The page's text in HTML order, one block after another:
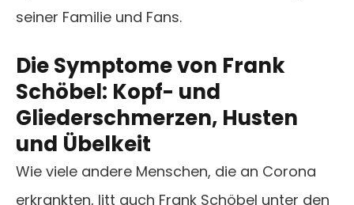
seiner Familie und Fans.
Die Symptome von Frank
Schöbel: Kopf- und
Gliederschmerzen, Husten
und Übelkeit
Wie viele andere Menschen, die an Corona
erkrankten, litt auch Frank Schöbel unter den